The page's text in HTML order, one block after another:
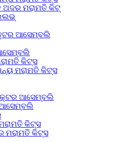
ଅଦର ମରାମତି କିଟ୍
ଆସେମ୍ବଲି
କିଟ୍ସ
ମରାମତି କିଟ୍ସ
ଆସେମ୍ବଲି
କିଟ୍ସ
ମରାମତି କିଟ୍ସ